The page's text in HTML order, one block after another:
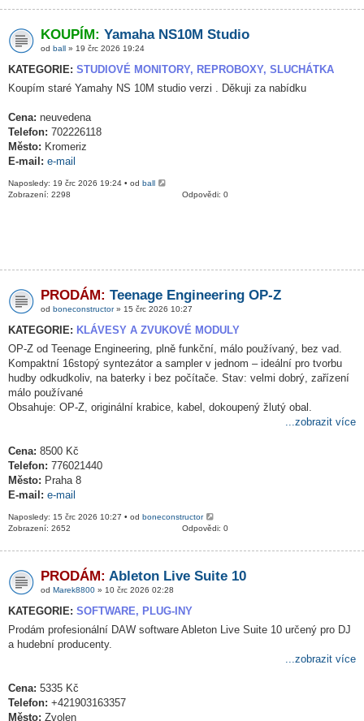
KOUPÍM: Yamaha NS10M Studio
od ball » 19 črc 2026 19:24
KATEGORIE: STUDIOVÉ MONITORY, REPROBOXY, SLUCHÁTKA
Koupím staré Yamahy NS 10M studio verzi . Děkuji za nabídku
Cena: neuvedena
Telefon: 702226118
Město: Kromeriz
E-mail: e-mail
Naposledy: 19 črc 2026 19:24 • od ball
Odpovědi: 0
Zobrazení: 2298
PRODÁM: Teenage Engineering OP-Z
od boneconstructor» 15 črc 2026 10:27
KATEGORIE: KLÁVESY A ZVUKOVÉ MODULY
OP-Z od Teenage Engineering, plně funkční, málo používaný, bez vad.
Kompaktní 16stopý syntezátor a sampler v jednom – ideální pro tvorbu
hudby odkudkoliv, na baterky i bez počítače. Stav: velmi dobrý, zařízení
málo používané
Obsahuje: OP-Z, originální krabice, kabel, dokoupený žlutý obal.
...zobrazit více
Cena: 8500 Kč
Telefon: 776021440
Město: Praha 8
E-mail: e-mail
Naposledy: 15 črc 2026 10:27 • od boneconstructor
Odpovědi: 0
Zobrazení: 2652
PRODÁM: Ableton Live Suite 10
od Marek8800 » 10 črc 2026 02:28
KATEGORIE: SOFTWARE, PLUG-INY
Prodám profesionální DAW software Ableton Live Suite 10 určený pro DJ
a hudební producenty.
...zobrazit více
Cena: 5335 Kč
Telefon: +421903163357
Město: Zvolen